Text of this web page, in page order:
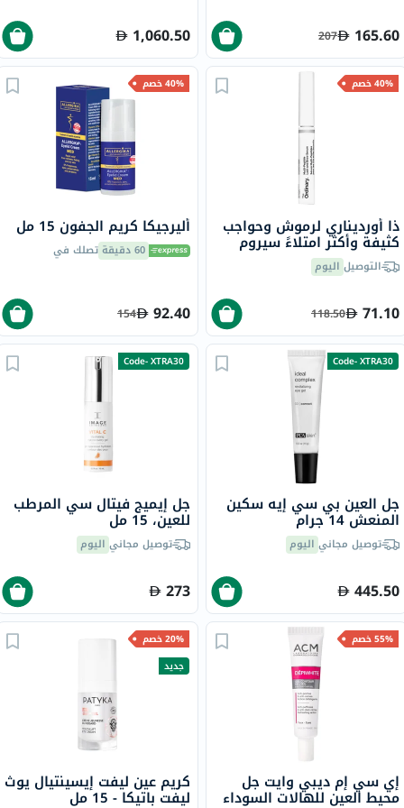
165.60
207
1,060.50
40% خصم
ذا أورديناري لرموش وحواجب
كثيفة وأكثر امتلاءً سيروم
الرموش والحواجب متعدد
الببتيدات، 5 مل
التوصيل اليوم
71.10
118.50
40% خصم
أليرجيكا كريم الجفون 15 مل
60 دقيقة تصلك في
92.40
154
Code- XTRA30
جل العين بي سي إيه سكين
المنعش 14 جرام
توصيل مجاني اليوم
445.50
Code- XTRA30
جل إيميج فيتال سي المرطب
للعين، 15 مل
توصيل مجاني اليوم
273
55% خصم
إي سي إم ديبي وايت جل
محيط العين للهالات السوداء
20% خصم
جديد
كريم عين ليفت إيسينتيال يوث
ليفت باتيكا - 15 مل